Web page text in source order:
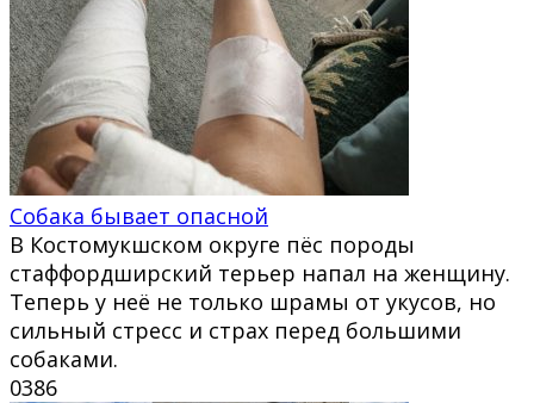
Собака бывает опасной
В Костомукшском округе пёс породы
стаффордширский терьер напал на женщину.
Теперь у неё не только шрамы от укусов, но
сильный стресс и страх перед большими
собаками.
0386